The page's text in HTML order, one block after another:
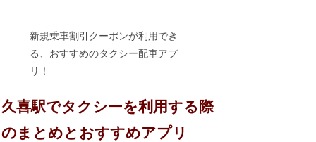
新規乗車割引クーポンが利用でき
る、おすすめのタクシー配車アプ
リ！
久喜駅でタクシーを利用する際
のまとめとおすすめアプリ